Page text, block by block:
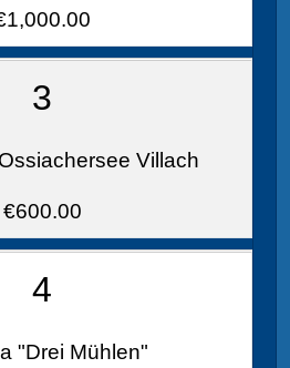
3
Villach
€600.00
4
"Drei Mühlen"